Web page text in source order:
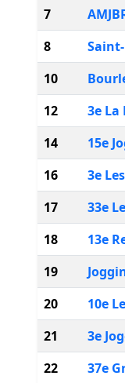
7
8
10
12 3e La
14
15e
16 3e
17
33e
18
13e
19
20
10e
21 3e
22
37e